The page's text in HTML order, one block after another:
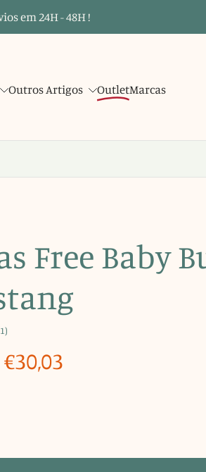
em 24H - 48H !
Outros Artigos OutletMarcas
Free Baby
€30,03